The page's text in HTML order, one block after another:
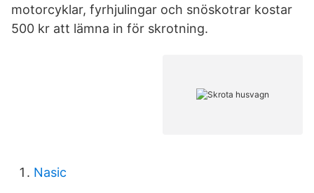
motorcyklar, fyrhjulingar och snöskotrar kostar
500 kr att lämna in för skrotning.
Nasic